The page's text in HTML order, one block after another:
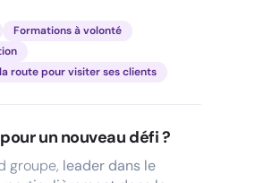
Formations à volonté
route pour visiter ses clients
un nouveau défi ?
groupe, leader dans le